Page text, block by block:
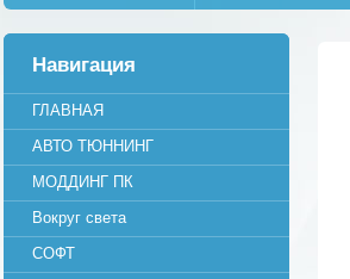
Навигация
ГЛАВНАЯ
АВТО ТЮННИНГ
МОДДИНГ ПК
Вокруг света
СОФТ